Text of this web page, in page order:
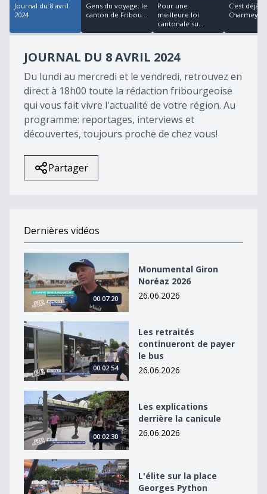
Journal du 8 avril
2024
Gens du voyage: le
canton de Fribou...
Pour une
meilleure loi
cantonale su...
C'est déjà
Charmey
JOURNAL DU 8 AVRIL 2024
Du lundi au mercredi et le vendredi, retrouvez en
direct à 18h00 toute la rédaction fribourgeoise
qui vous fait vivre l'actualité de votre région. Au
programme: reportages, interviews et
découvertes, toujours proche de chez vous!
Partager
Dernières vidéos
Monumental Giron Noréaz 2026
00:07:20
Monumental Giron
Noréaz 2026
26.06.2026
Les retraités continueront de payer le bus
00:02:54
Les retraités
continueront de payer
le bus
26.06.2026
Les explications derrière la canicule
00:02:30
Les explications
derrière la canicule
26.06.2026
L&#039;élite sur la place Georges Python
L'élite sur la place
Georges Python